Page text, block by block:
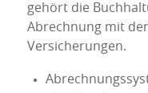
gehört die
Abrechnung mit
Versicherungen.